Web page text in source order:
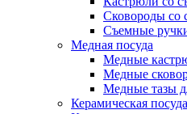
Сковороды со
Съемные
Медная посуда
Медные
Медные
Медные тазы
Керамическая посуда